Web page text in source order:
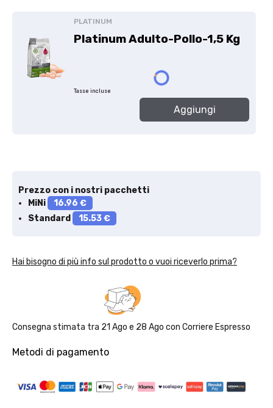
PLATINUM
Platinum Adulto-Pollo-1,5 Kg
Tasse incluse
Aggiungi
Prezzo con i nostri pacchetti
MiNi
16.96 €
Standard
15.53 €
Hai bisogno di più info sul prodotto o vuoi riceverlo prima?
Consegna stimata tra 21 Ago e 28 Ago con Corriere Espresso
Metodi di pagamento
Solo per te: -5% su Platinum